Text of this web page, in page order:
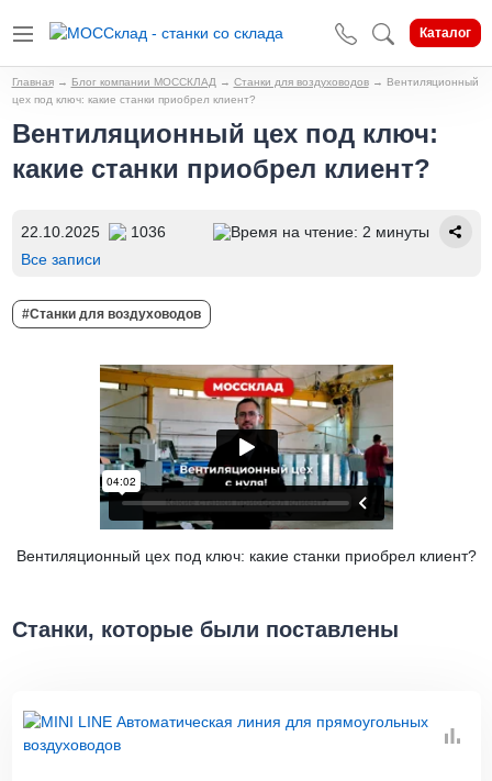
Каталог
Главная → Блог компании МОССКЛАД → Станки для воздуховодов → Вентиляционный
цех под ключ: какие станки приобрел клиент?
Вентиляционный цех под ключ:
какие станки приобрел клиент?
22.10.2025 1036
Время на чтение: 2 минуты
Все записи
#Станки для воздуховодов
Вентиляционный цех под ключ: какие станки приобрел клиент?
Станки, которые были поставлены